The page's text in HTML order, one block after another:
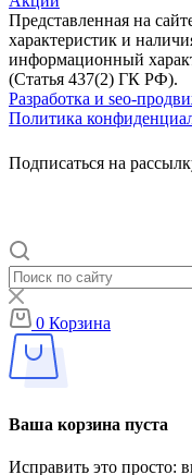
Представленная на
характеристик и
информационный
(Статья 437(2) ГК РФ).
Разработка и seo-
Политика
Подписаться на
0 Корзина
Ваша корзина пуста
Исправить это просто: